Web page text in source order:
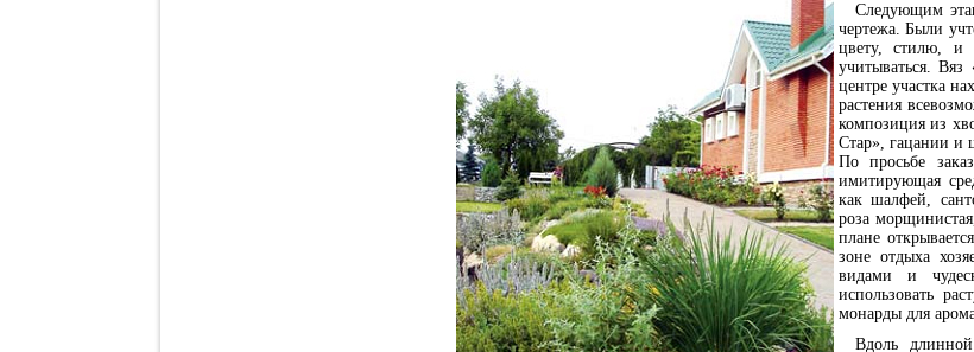
Следующим
чертежа. Были
цвету, стилю, и
учитываться.
центре участка
растения
композиция из
Стар», гацании и
По просьбе
имитирующая
как шалфей,
роза
плане
зоне отдыха
видами и
использовать
монарды для
Вдоль